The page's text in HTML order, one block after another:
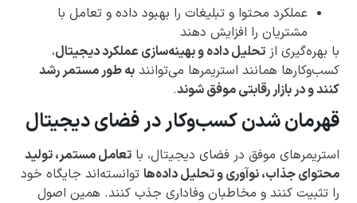
عملکرد محتوا و تبلیغات را بهبود داده و تعامل با
مشتریان را افزایش دهند
با بهره‌گیری از تحلیل داده و بهینه‌سازی عملکرد دیجیتال،
کسب‌وکارها همانند استریمرها می‌توانند به طور مستمر رشد
کنند و در بازار رقابتی موفق شوند.
قهرمان شدن کسب‌وکار در فضای دیجیتال
استریمرهای موفق در فضای دیجیتال، با تعامل مستمر، تولید
محتوای جذاب، نوآوری و تحلیل داده‌ها توانسته‌اند جایگاه خود
را تثبیت کنند و مخاطبان وفاداری جذب کنند. همین اصول